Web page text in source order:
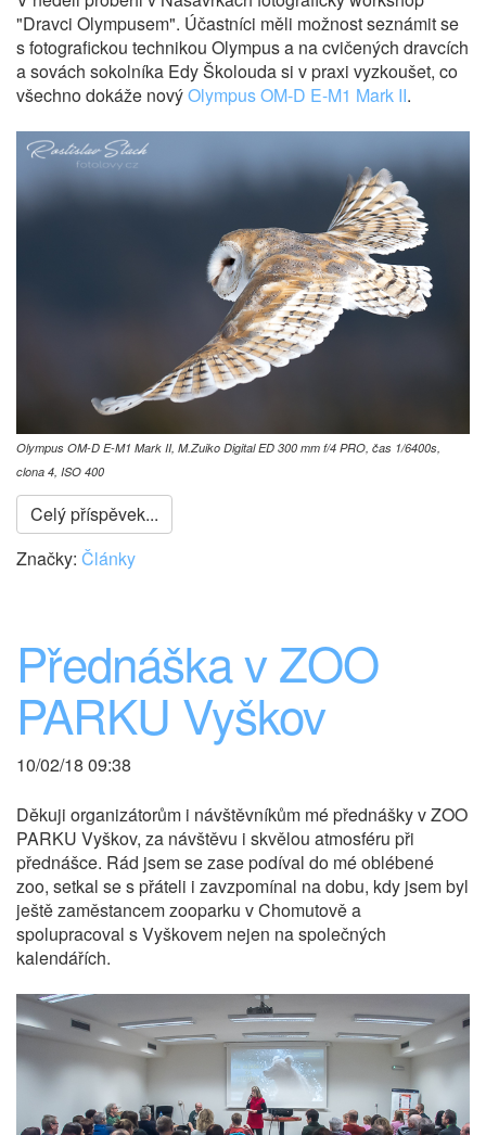
"Dravci Olympusem". Účastníci měli možnost seznámit se
s fotografickou technikou Olympus a na cvičených dravcích
a sovách sokolníka Edy Školouda si v praxi vyzkoušet, co
všechno dokáže novýOlympus OM-D E-M1 Mark II.
Olympus OM-D E-M1 Mark II, M.Zuiko Digital ED 300 mm f/4 PRO, čas 1/6400s,
clona 4, ISO 400
Celý příspěvek...
Značky: Články
Přednáška v ZOO
PARKU Vyškov
10/02/18 09:38
Děkuji organizátorům i návštěvníkům mé přednášky v ZOO
PARKU Vyškov, za návštěvu i skvělou atmosféru při
přednášce. Rád jsem se zase podíval do mé oblébené
zoo, setkal se s přáteli i zavzpomínal na dobu, kdy jsem byl
ještě zaměstancem zooparku v Chomutově a
spolupracoval s Vyškovem nejen na společných
kalendářích.